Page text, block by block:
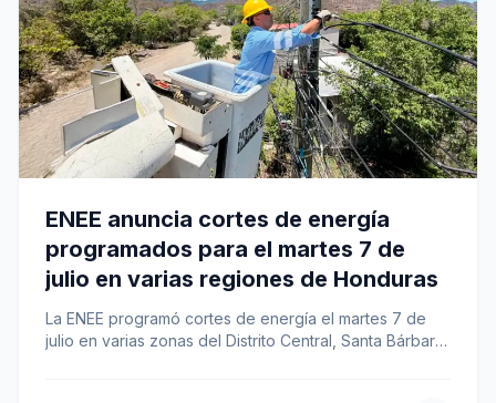
ENEE anuncia cortes de energía
programados para el martes 7 de
julio en varias regiones de Honduras
La ENEE programó cortes de energía el martes 7 de
julio en varias zonas del Distrito Central, Santa Bárbara,